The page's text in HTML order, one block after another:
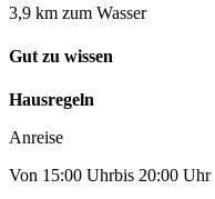
3,9 km zum Wasser
Gut zu wissen
Hausregeln
Anreise
Von 15:00 Uhrbis 20:00 Uhr